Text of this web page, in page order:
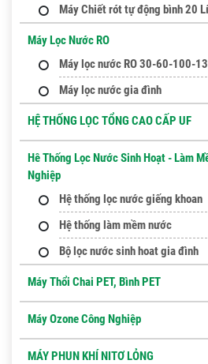
Máy Chiết rót tự động bình 20
Máy Lọc Nước RO
Máy lọc nước RO 30-60-100-
Máy lọc nước gia đình
HỆ THỐNG LỌC TỔNG CAO CẤP UF
Hê Thống Lọc Nước Sinh Hoạt - Làm
Nghiệp
Hệ thống lọc nước giếng khoan
Hệ thống làm mềm nước
Bộ lọc nước sinh hoat gia đình
Máy Thổi Chai PET, Bình PET
Máy Ozone Công Nghiệp
MÁY PHUN KHÍ NITƠ LỎNG